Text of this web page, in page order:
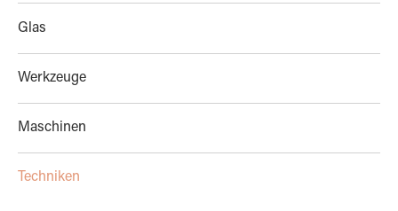
Glas
Werkzeuge
Maschinen
Techniken